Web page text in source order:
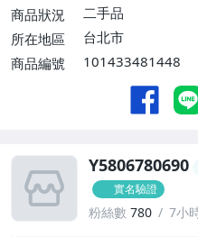
商品狀況
二手品
所在地區
台北市
商品編號
101433481448
Y5806780690
實名驗證
粉絲數 780 7小